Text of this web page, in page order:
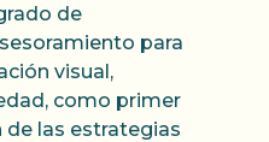
de
para
visual,
como primer
de las estrategias